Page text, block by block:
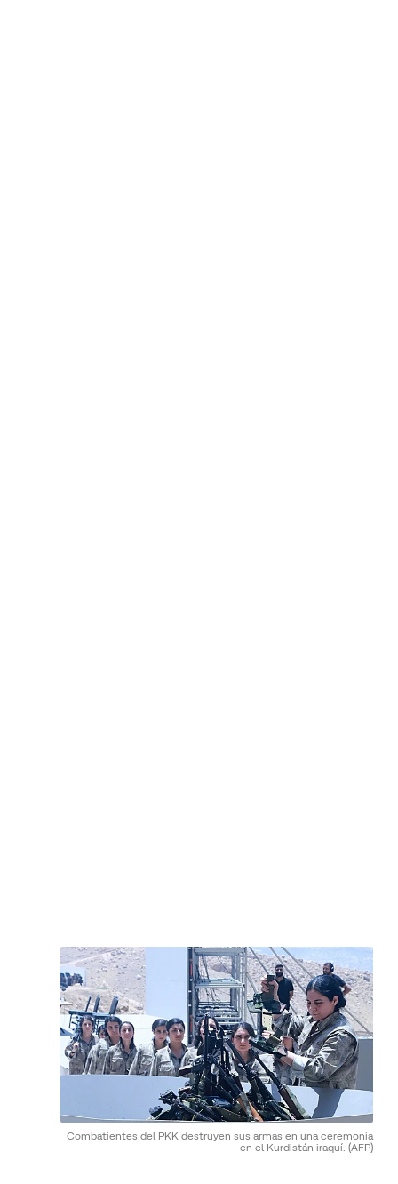
Combatientes del PKK destruyen sus armas en una ceremonia
en el Kurdistán iraquí. (AFP)